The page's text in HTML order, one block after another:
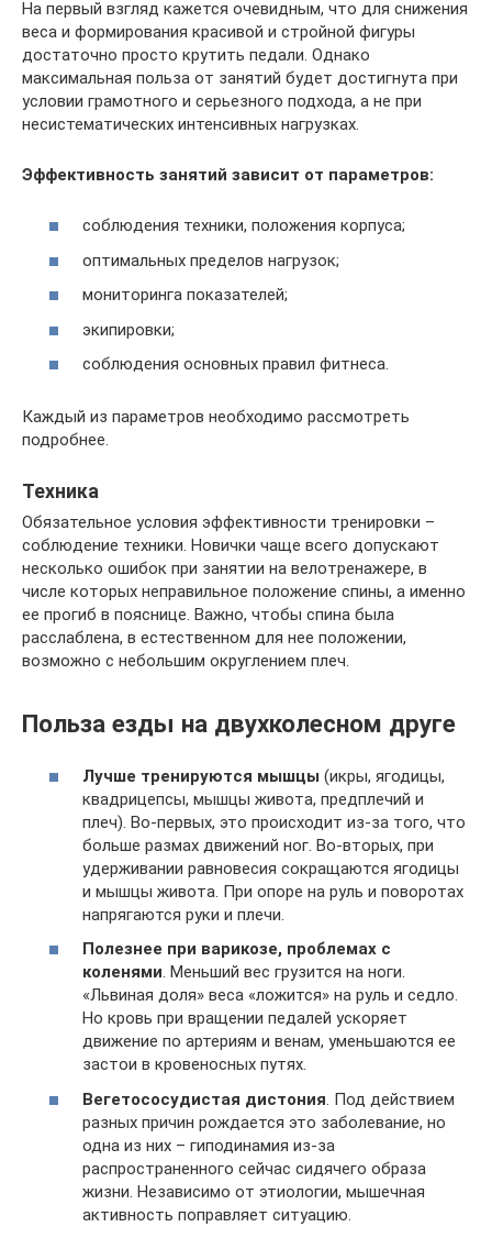
На первый взгляд кажется очевидным, что для снижения
веса и формирования красивой и стройной фигуры
достаточно просто крутить педали. Однако
максимальная польза от занятий будет достигнута при
условии грамотного и серьезного подхода, а не при
несистематических интенсивных нагрузках.
Эффективность занятий зависит от параметров:
соблюдения техники, положения корпуса;
оптимальных пределов нагрузок;
мониторинга показателей;
экипировки;
соблюдения основных правил фитнеса.
Каждый из параметров необходимо рассмотреть
подробнее.
Техника
Обязательное условия эффективности тренировки –
соблюдение техники. Новички чаще всего допускают
несколько ошибок при занятии на велотренажере, в
числе которых неправильное положение спины, а именно
ее прогиб в пояснице. Важно, чтобы спина была
расслаблена, в естественном для нее положении,
возможно с небольшим округлением плеч.
Польза езды на двухколесном друге
Лучше тренируются мышцы (икры, ягодицы,
квадрицепсы, мышцы живота, предплечий и
плеч). Во-первых, это происходит из-за того, что
больше размах движений ног. Во-вторых, при
удерживании равновесия сокращаются ягодицы
и мышцы живота. При опоре на руль и поворотах
напрягаются руки и плечи.
Полезнее при варикозе, проблемах с
коленями. Меньший вес грузится на ноги.
«Львиная доля» веса «ложится» на руль и седло.
Но кровь при вращении педалей ускоряет
движение по артериям и венам, уменьшаются ее
застои в кровеносных путях.
Вегетососудистая дистония . Под действием
разных причин рождается это заболевание, но
одна из них – гиподинамия из-за
распространенного сейчас сидячего образа
жизни. Независимо от этиологии, мышечная
активность поправляет ситуацию.